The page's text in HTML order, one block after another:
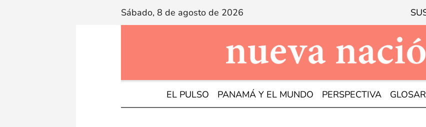
Sábado, 8 de agosto de 2026
EL PULSO PANAMÁ Y EL MUNDO PERSPECTIVA